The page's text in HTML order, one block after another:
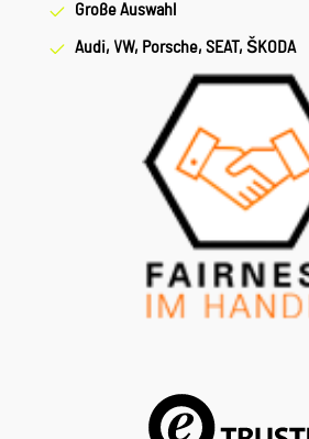
Große Auswahl
Audi, VW, Porsche, SEAT, ŠKODA